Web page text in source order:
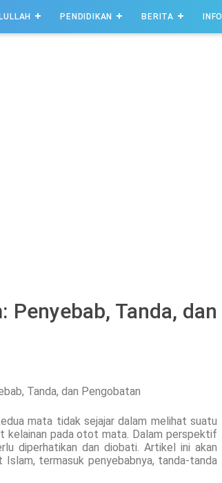
PENDIDIKAN BERITA INFO
Tanda, dan
mata tidak sejajar dalam melihat suatu
kelainan pada otot mata. Dalam perspektif
diperhatikan dan diobati. Artikel ini akan
termasuk penyebabnya, tanda-tanda